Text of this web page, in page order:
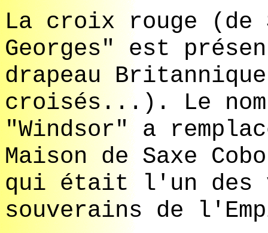
La croix rouge
Georges" est
drapeau
croisés...). Le
"Windsor" a
Maison de Saxe
qui était l'un des
souverains de